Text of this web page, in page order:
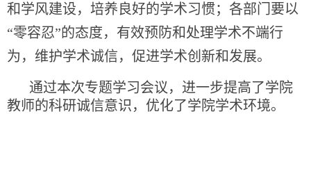
和学风建设，培养良好的学术习惯；各部门要以
“零容忍”的态度，有效预防和处理学术不端行
为，维护学术诚信，促进学术创新和发展。
通过本次专题学习会议，进一步提高了学院
教师的科研诚信意识，优化了学院学术环境。